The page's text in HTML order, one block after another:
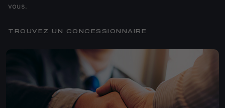
vous.
TROUVEZ UN CONCESSIONNAIRE